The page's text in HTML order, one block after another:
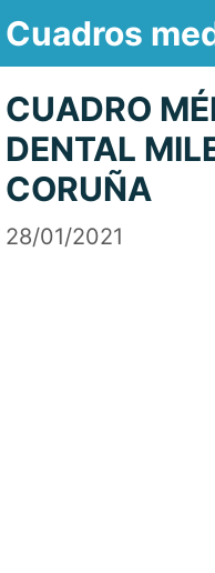
Saltar
contenido
Cuadros
CUADRO
DENTAL
CORUÑA
28/01/2021